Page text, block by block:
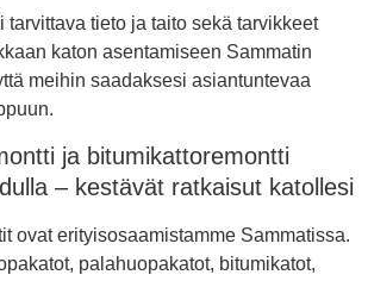
tarvittava tieto ja taito sekä tarvikkeet
katon asentamiseen Sammatin
meihin saadaksesi asiantuntevaa
ja bitumikattoremontti
– kestävät ratkaisut katollesi
ovat erityisosaamistamme Sammatissa.
palahuopakatot, bitumikatot,